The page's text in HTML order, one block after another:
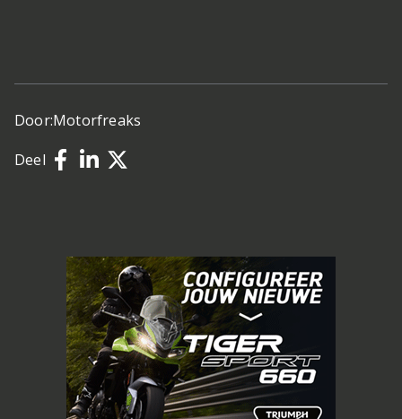
Door:Motorfreaks
Deel